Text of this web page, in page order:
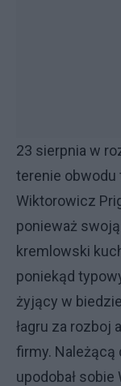
23 sierpnia w
terenie obwodu
Wiktorowicz
ponieważ
kremlowski
poniekąd
żyjący w
łagru za rozboj
firmy. Należącą
upodobał